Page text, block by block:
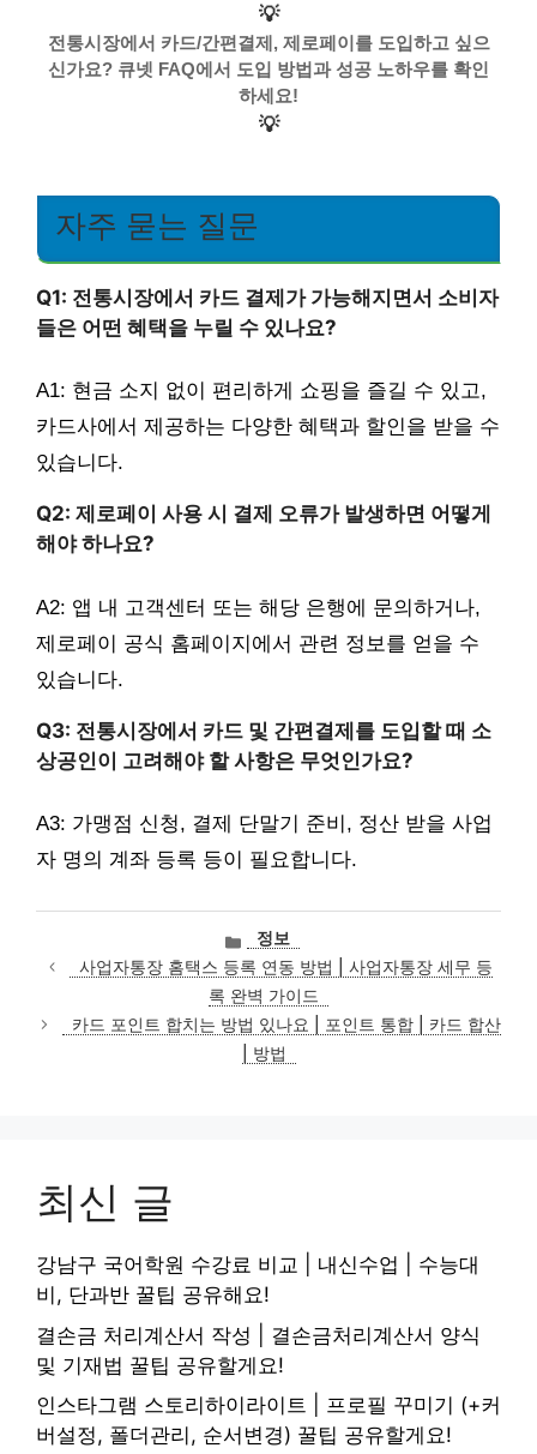
💡
전통시장에서 카드/간편결제, 제로페이를 도입하고 싶으
신가요? 큐넷 FAQ에서 도입 방법과 성공 노하우를 확인
하세요!
💡
자주 묻는 질문
Q1: 전통시장에서 카드 결제가 가능해지면서 소비자
들은 어떤 혜택을 누릴 수 있나요?
A1: 현금 소지 없이 편리하게 쇼핑을 즐길 수 있고,
카드사에서 제공하는 다양한 혜택과 할인을 받을 수
있습니다.
Q2: 제로페이 사용 시 결제 오류가 발생하면 어떻게
해야 하나요?
A2: 앱 내 고객센터 또는 해당 은행에 문의하거나,
제로페이 공식 홈페이지에서 관련 정보를 얻을 수
있습니다.
Q3: 전통시장에서 카드 및 간편결제를 도입할 때 소
상공인이 고려해야 할 사항은 무엇인가요?
A3: 가맹점 신청, 결제 단말기 준비, 정산 받을 사업
자 명의 계좌 등록 등이 필요합니다.
카
테
고
리
정보
사업자통장 홈택스 등록 연동 방법 | 사업자통장 세무 등
록 완벽 가이드
카드 포인트 합치는 방법 있나요 | 포인트 통합 | 카드 합산
| 방법
최신 글
강남구 국어학원 수강료 비교 | 내신수업 | 수능대
비, 단과반 꿀팁 공유해요!
결손금 처리계산서 작성 | 결손금처리계산서 양식
및 기재법 꿀팁 공유할게요!
인스타그램 스토리하이라이트 | 프로필 꾸미기 (+커
버설정, 폴더관리, 순서변경) 꿀팁 공유할게요!